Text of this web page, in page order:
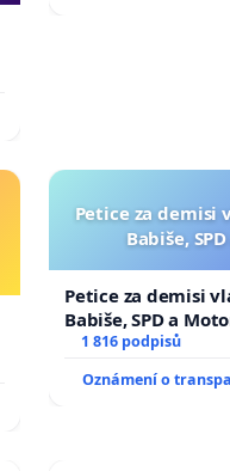
Petice za demisi
Babiše,
Petice za demisi
Babiše, SPD a
1 816 podpisů
Oznámení o